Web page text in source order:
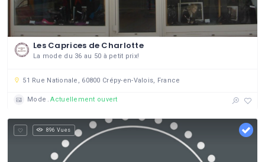
Les Caprices de Charlotte
La mode du 36 au 50 à petit prix!
51 Rue Nationale, 60800 Crépy-en-Valois, France
Mode Actuellement ouvert
896 Vues